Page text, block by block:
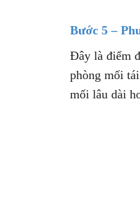
Bước 5 –
Đây là điểm
phòng mối
mối lâu dài